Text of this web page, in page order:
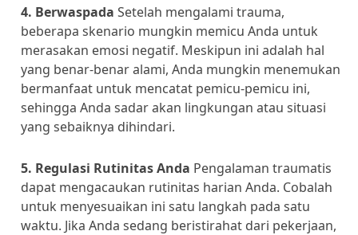
4. Berwaspada Setelah mengalami trauma,
beberapa skenario mungkin memicu Anda untuk
merasakan emosi negatif. Meskipun ini adalah hal
yang benar-benar alami, Anda mungkin menemukan
bermanfaat untuk mencatat pemicu-pemicu ini,
sehingga Anda sadar akan lingkungan atau situasi
yang sebaiknya dihindari.
5. Regulasi Rutinitas Anda Pengalaman traumatis
dapat mengacaukan rutinitas harian Anda. Cobalah
untuk menyesuaikan ini satu langkah pada satu
waktu. Jika Anda sedang beristirahat dari pekerjaan,